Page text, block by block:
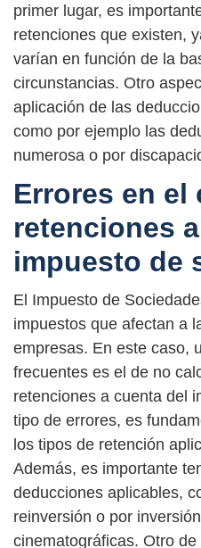
primer lugar, es
retenciones que existen,
varían en función de la
circunstancias. Otro
aplicación de las
como por ejemplo las
numerosa o por
Errores en el
retenciones
impuesto de
El Impuesto de
impuestos que afectan a
empresas. En este caso,
frecuentes es el de no
retenciones a cuenta del
tipo de errores, es
los tipos de retención
Además, es importante
deducciones aplicables,
reinversión o por
cinematográficas. Otro